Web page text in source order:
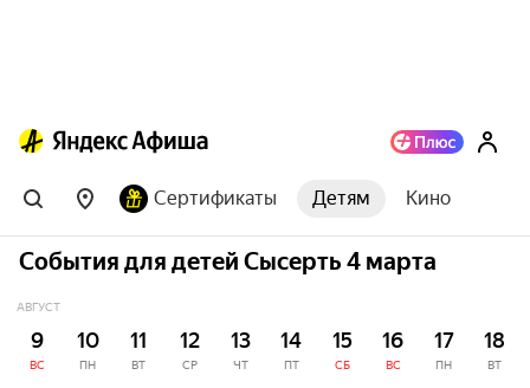
Сертификаты Детям Кино
События для детей Сысерть 4 марта
АВГУСТ
9
ВС
10
ПН
11
ВТ
12
СР
13
ЧТ
14
ПТ
15
СБ
16
ВС
17
ПН
18
ВТ